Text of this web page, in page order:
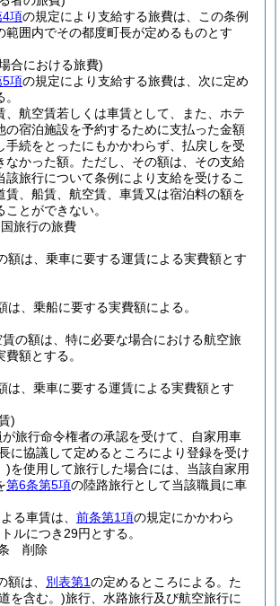
4項の規定により支給する旅費は、この条例
範囲内でその都度町長が定めるものとす
合における旅費)
5項の規定により支給する旅費は、次に定め
、航空賃若しくは車賃として、また、ホテ
の宿泊施設を予約するために支払った金額
手続をとったにもかかわらず、払戻しを受
なかった額。ただし、その額は、その支給
該旅行について条例により支給を受けるこ
賃、船賃、航空賃、車賃又は宿泊料の額を
とができない。
旅行の旅費
額は、乗車に要する運賃による実費額とす
は、乗船に要する実費額による。
賃の額は、特に必要な場合における航空旅
額とする。
は、乗車に要する運賃による実費額とす
)
が旅行命令権者の承認を受けて、自家用車
に協議して定めるところにより登録を受け
)を使用して旅行した場合には、当該自家用
第6条第5項の陸路旅行として当該職員に車
る車賃は、 前条第1項の規定にかかわら
ルにつき29円とする。
削除
額は、 別表第1の定めるところによる。 た
を含む。)旅行、水路旅行及び航空旅行に